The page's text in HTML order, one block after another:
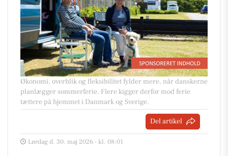
Økonomi, overblik og fleksibilitet fylder mere, når danskerne
planlægger sommerferie. Flere kigger derfor mod ferie
tættere på hjemmet i Danmark og Sverige.
Del artikel
Lørdag d. 30. maj 2026 - kl. 08:01